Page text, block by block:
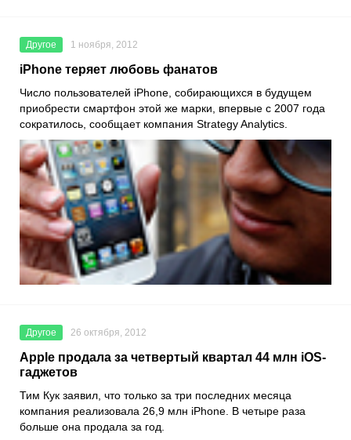
Другое 1 ноября, 2012
iPhone теряет любовь фанатов
Число пользователей iPhone, собирающихся в будущем
приобрести смартфон этой же марки, впервые с 2007 года
сократилось, сообщает компания Strategy Analytics.
Другое 26 октября, 2012
Apple продала за четвертый квартал 44 млн iOS-
гаджетов
Тим Кук заявил, что только за три последних месяца
компания реализовала 26,9 млн iPhone. В четыре раза
больше она продала за год.